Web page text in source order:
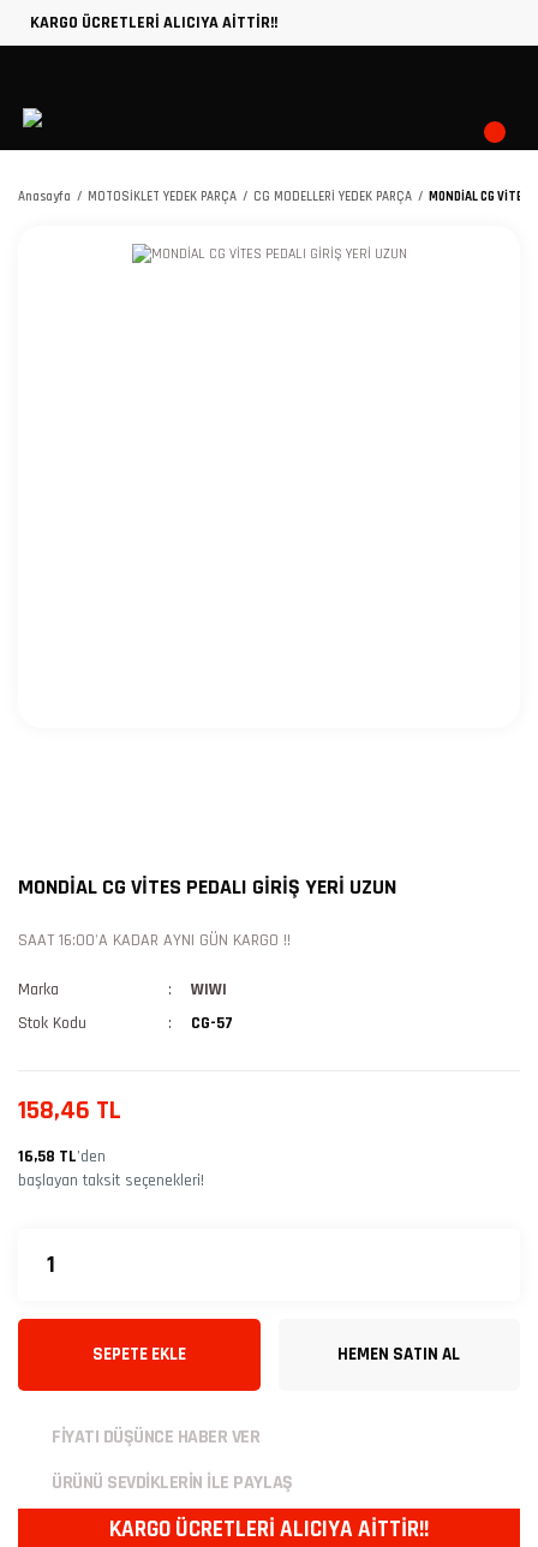
KARGO ÜCRETLERİ ALICIYA AİTTİR!!
Anasayfa MOTOSİKLET YEDEK PARÇA CG MODELLERİ YEDEK PARÇA MONDİAL CG VİTES
MONDİAL CG VİTES PEDALI GİRİŞ YERİ UZUN
SAAT 16:00'A KADAR AYNI GÜN KARGO !!
Marka
WIWI
Stok Kodu
CG-57
158,46 TL
16,58 TL’den
başlayan taksit seçenekleri!
SEPETE EKLE HEMEN SATIN AL
FİYATI DÜŞÜNCE HABER VER
ÜRÜNÜ SEVDİKLERİN İLE PAYLAŞ
KARGO ÜCRETLERİ ALICIYA AİTTİR!!